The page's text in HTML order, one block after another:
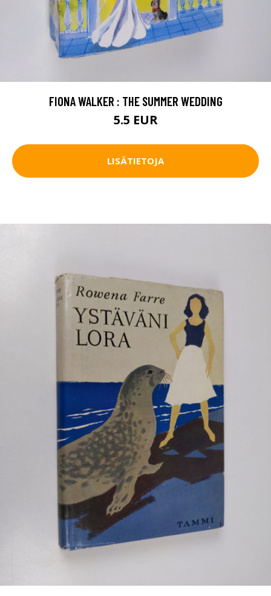
FIONA WALKER : THE SUMMER WEDDING
5.5 EUR
LISÄTIETOJA